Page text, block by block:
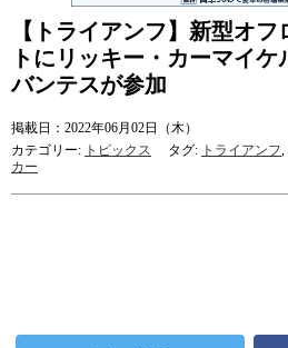
【トライアンフ】新型オ
トにリッキー・カーマイ
バンテスが参加
掲載日：2022年06月02日（木）
カテゴリー: トピックス タグ: トライアンフ,
カー